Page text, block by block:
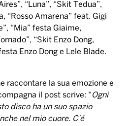
“Luna”, “Skit Tedua”,
“Rosso Amarena” feat. Gigi
“Mia” festa Giaime,
“Skit Enzo Dong,
Enzo Dong e Lele Blade.
raccontare la sua emozione e
il post scrive: “ Ogni
disco ha un suo spazio
nel mio cuore. C’é